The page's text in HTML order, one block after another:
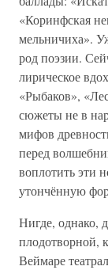
«Коринфская
мельничиха».
род поэзии.
лирическое
«Рыбаков»,
сюжеты не в
мифов
перед
воплотить эти
утончённую
Нигде, однако,
плодотворной,
Веймаре